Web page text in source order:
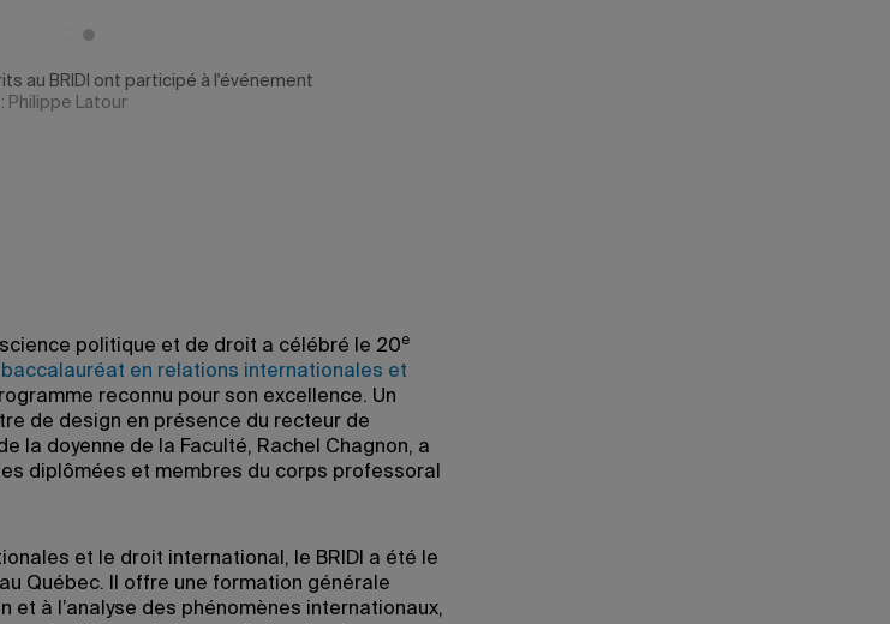
au BRIDI ont participé à l'événement
Philippe Latour
politique et de droit a célébré le 20e
baccalauréat en relations internationales et
reconnu pour son excellence. Un
de design en présence du recteur de
la doyenne de la Faculté, Rachel Chagnon, a
diplômées et membres du corps professoral
et le droit international, le BRIDI a été le
Québec. Il offre une formation générale
et à l’analyse des phénomènes internationaux,